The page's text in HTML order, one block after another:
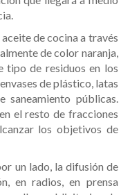
de cocina a través
de color naranja,
tipo de residuos en los
de plástico, latas
públicas.
el resto de fracciones
los objetivos de
un lado, la difusión de
en radios, en prensa